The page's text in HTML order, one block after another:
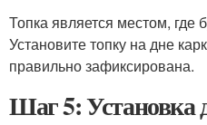
Топка является местом, где
Установите топку на дне
правильно зафиксирована.
Шаг 5: Установка